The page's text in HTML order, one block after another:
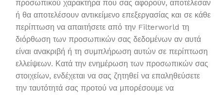
προσωπικού χαρακτήρα που σας αφορούν, αποτέλεσαν
ή θα αποτελέσουν αντικείμενο επεξεργασίας και σε κάθε
περίπτωση να απαιτήσετε από την Filterworld τη
διόρθωση των προσωπικών σας δεδομένων αν αυτά
είναι ανακριβή ή τη συμπλήρωση αυτών σε περίπτωση
ελλείψεων. Κατά την ενημέρωση των προσωπικών σας
στοιχείων, ενδέχεται να σας ζητηθεί να επαληθεύσετε
την ταυτότητά σας προτού να μπορέσουμε να